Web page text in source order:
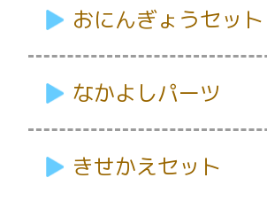
おにんぎょうセット
なかよしパーツ
きせかえセット